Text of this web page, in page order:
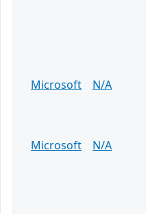
Microsoft
N/A
Microsoft
N/A